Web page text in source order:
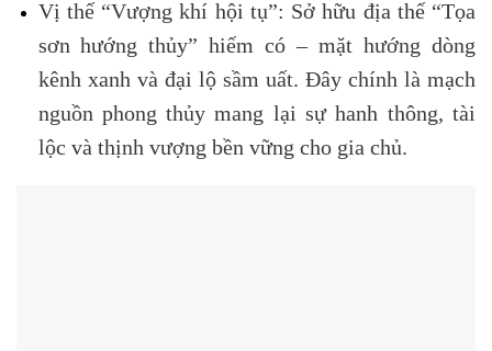
Vị thế “Vượng khí hội tụ”: Sở hữu địa thế “Tọa
sơn hướng thủy” hiếm có – mặt hướng dòng
kênh xanh và đại lộ sầm uất. Đây chính là mạch
nguồn phong thủy mang lại sự hanh thông, tài
lộc và thịnh vượng bền vững cho gia chủ.